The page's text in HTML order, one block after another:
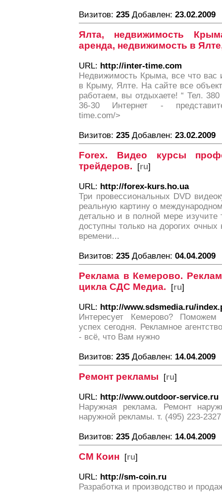
Визитов: 235 Добавлен: 23.02.2009
Ялта, недвижимость
аренда, недвижимость в
URL: http://inter-time.com
Недвижимость Крыма, все что вас
в Крыму, Ялте. На сайте все
работаем, вы отдыхаете! “ Тел.
36-30 Интернет -
time.com/>
Визитов: 235 Добавлен: 23.02.2009
Forex. Видео курсы
трейдеров. [ru]
URL: http://forex-kurs.ho.ua
Три провессиональных DVD
реальную картину о
детально и в полной мере изучите
доступны только на дорогих
времени...
Визитов: 235 Добавлен: 04.04.2009
Реклама в Кемерово.
цикла СДС Медиа. [ru]
URL: http://www.sdsmedia.ru/
Интересует Кемерово?
успех сегодня. Рекламное
- всё, что Вам нужно
Визитов: 235 Добавлен: 14.04.2009
Ремонт рекламы [ru]
URL: http://www.outdoor-service.ru
Наружная реклама. Ремонт
наружной рекламы. т. (495) 223-2327
Визитов: 235 Добавлен: 14.04.2009
СМ Коин [ru]
URL: http://sm-coin.ru
Разработка и производство и